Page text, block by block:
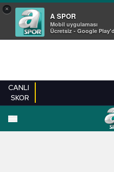
×
A SPOR
Mobil uygulaması
Ücretsiz - Google
CANLI
SKOR